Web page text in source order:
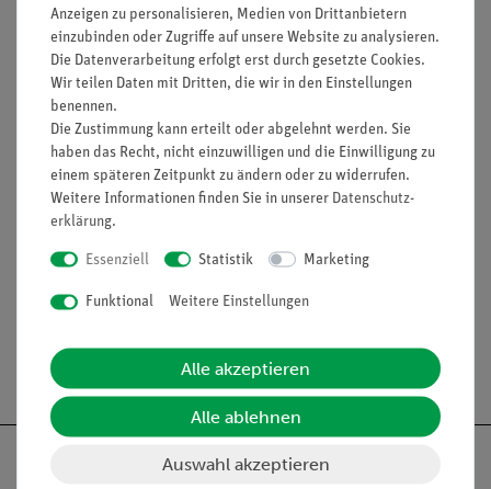
Leitfähigkeit
Vier-Leiter-Messmethode
(Bitte beachten: Versuchsbeschreibung nur in englischer
Sprache erhältlich)
Lieferumfang
Media / Downloads
Versandkostenfrei ab 300,- €
Anzeigen zu personalisieren, Medien von Drittanbietern
einzubinden oder Zugriffe auf unsere Website zu analysieren.
Die Datenverarbeitung erfolgt erst durch gesetzte Cookies.
Wir teilen Daten mit Dritten, die wir in den Einstellungen
benennen.
Die Zustimmung kann erteilt oder abgelehnt werden. Sie
haben das Recht, nicht einzuwilligen und die Einwilligung zu
einem späteren Zeitpunkt zu ändern oder zu widerrufen.
Weitere Informationen finden Sie in unserer Daten­schutz­
erklärung.
Essenziell Statistik Marketing
Funktional Weitere Einstellungen
Alle akzeptieren
Alle ablehnen
Auswahl akzeptieren